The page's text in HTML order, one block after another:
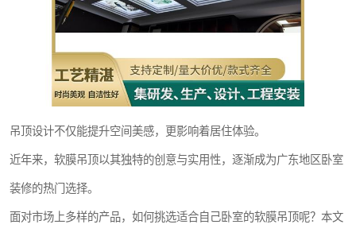
吊顶设计不仅能提升空间美感，更影响着居住体验。
近年来，软膜吊顶以其独特的创意与实用性，逐渐成为广东地区卧室
装修的热门选择。
面对市场上多样的产品，如何挑选适合自己卧室的软膜吊顶呢？本文